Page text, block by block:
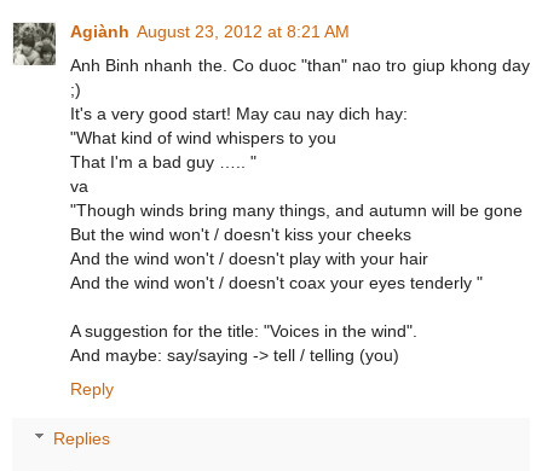
Agiành August 23, 2012 at 8:21 AM
Anh Binh nhanh the. Co duoc "than" nao tro giup khong day
;)
It's a very good start! May cau nay dich hay:
"What kind of wind whispers to you
That I'm a bad guy ….. "
va
"Though winds bring many things, and autumn will be gone
But the wind won't / doesn't kiss your cheeks
And the wind won't / doesn't play with your hair
And the wind won't / doesn't coax your eyes tenderly "
A suggestion for the title: "Voices in the wind".
And maybe: say/saying -> tell / telling (you)
Reply
Replies